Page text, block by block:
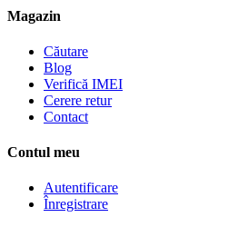
Magazin
Căutare
Blog
Verifică IMEI
Cerere retur
Contact
Contul meu
Autentificare
Înregistrare